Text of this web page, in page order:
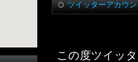
ツイッターアカウ
この度ツイッ